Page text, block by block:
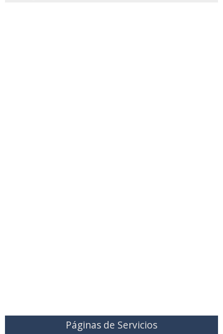
Páginas de Servicios